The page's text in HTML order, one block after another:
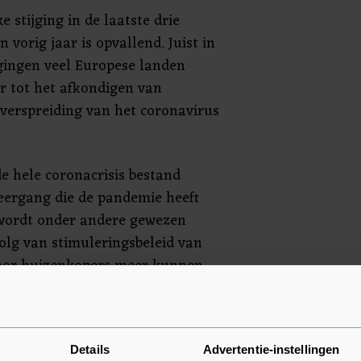
Details Advertentie-instellingen
stijging in de laatste drie
vorig jaar is opvallend. Juist in
veel Europese landen
tot het afkondigen van
van het coronavirus
hele coronacrisis bestand
die de pandemie heeft
onder andere gewezen
van stimuleringsbeleid van
huizenkopers meer kunnen
een huis. Mogelijk speelt ook
woning voor veel
gekregen door al het